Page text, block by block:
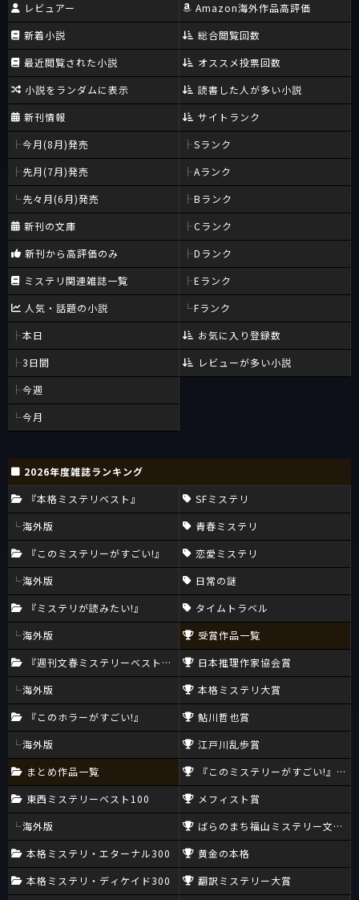
レビュアー
新着小説
最近閲覧された小説
小説をランダムに表示
新刊情報
今月(8月)発売
先月(7月)発売
先々月(6月)発売
新刊の文庫
新刊から高評価のみ
ミステリ関連雑誌一覧
人気・話題の小説
本日
3日間
今週
今月
Amazon海外作品高評価
総合閲覧回数
オススメ投票回数
読書した人が多い小説
サイトランク
Sランク
Aランク
Bランク
Cランク
Dランク
Eランク
Fランク
お気に入り登録数
レビューが多い小説
2026年度雑誌ランキング
『本格ミステリベスト』
海外版
『このミステリーがすごい!』
海外版
『ミステリが読みたい!』
海外版
『週刊文春ミステリーベスト10』
海外版
『このホラーがすごい!』
海外版
まとめ作品一覧
東西ミステリーベスト100
海外版
本格ミステリ・エターナル300
本格ミステリ・ディケイド300
SFミステリ
青春ミステリ
恋愛ミステリ
日常の謎
タイムトラベル
受賞作品一覧
日本推理作家協会賞
本格ミステリ大賞
鮎川哲也賞
江戸川乱歩賞
『このミステリーがすごい!』大賞
メフィスト賞
ばらのまち福山ミステリー文学新
黄金の本格
翻訳ミステリー大賞